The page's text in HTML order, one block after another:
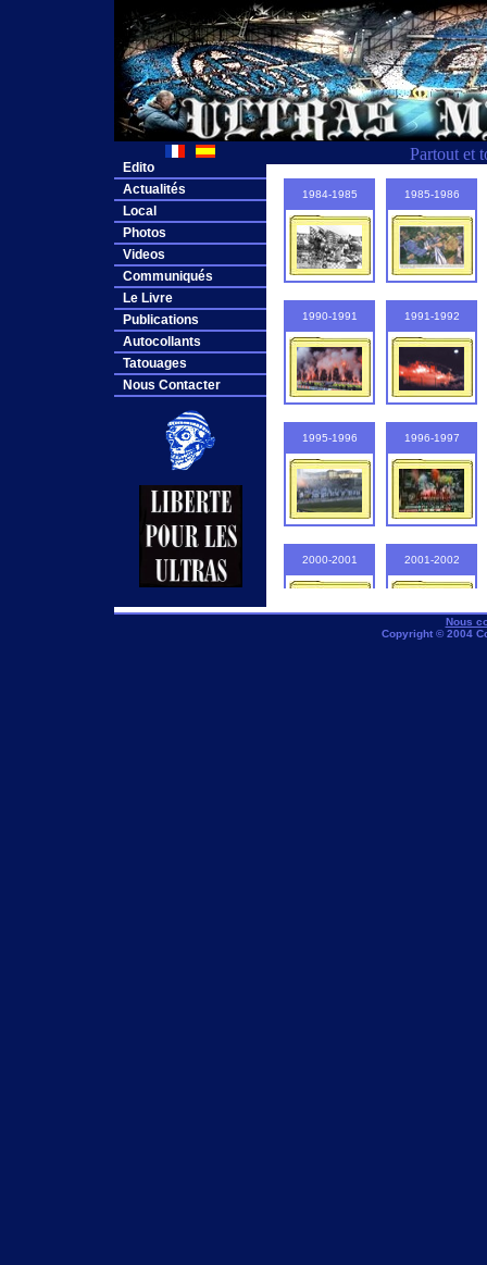
Partout et
Edito
Actualités
Local
Photos
Videos
Communiqués
Le Livre
Publications
Autocollants
Tatouages
Nous Contacter
1984-1985 1985-1986
1990-1991 1991-1992
1995-1996 1996-1997
2000-2001 2001-2002
Nous
Copyright © 2004